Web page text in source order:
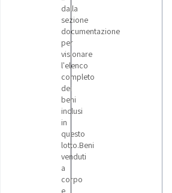
dalla
sezione
documentazione
per
visionare
l'elenco
completo
dei
beni
inclusi
in
questo
lotto.Beni
venduti
a
corpo
e